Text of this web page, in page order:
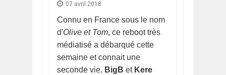
07 avril 2018
Connu en France sous le nom
d'Olive et Tom, ce reboot très
médiatisé a débarqué cette
semaine et connait une
seconde vie. BigB et Kere